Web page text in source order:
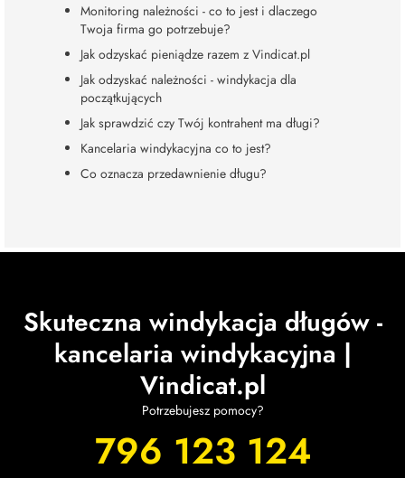
Monitoring należności - co to jest i dlaczego
Twoja firma go potrzebuje?
Jak odzyskać pieniądze razem z Vindicat.pl
Jak odzyskać należności - windykacja dla
początkujących
Jak sprawdzić czy Twój kontrahent ma długi?
Kancelaria windykacyjna co to jest?
Co oznacza przedawnienie długu?
Skuteczna windykacja długów -
kancelaria windykacyjna |
Vindicat.pl
Potrzebujesz pomocy?
796 123 124